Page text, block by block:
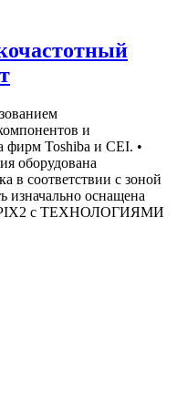
и
фирм Toshiba и CEI. •
оборудована
в соответствии с зоной
изначально оснащена
с ТЕХНОЛОГИЯМИ